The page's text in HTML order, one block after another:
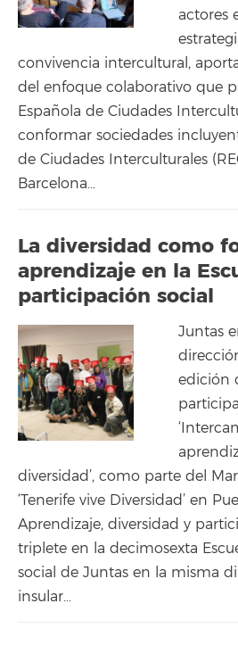
actores
convivencia intercultural,
del enfoque colaborativo que
Española de Ciudades
conformar sociedades
de Ciudades Interculturales
Barcelona…
La diversidad como
aprendizaje en la
participación social
Juntas
edición
diversidad’, como parte del
‘Tenerife vive Diversidad’ en
Aprendizaje, diversidad y
triplete en la decimosexta
social de Juntas en la misma
insular…